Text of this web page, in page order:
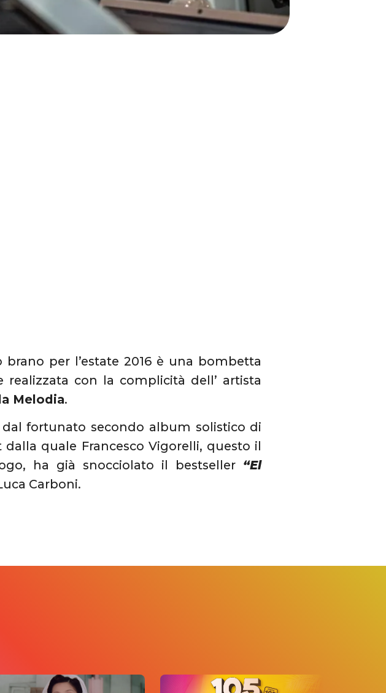
brano per l’estate 2016 è una bombetta
realizzata con la complicità dell’ artista
Melodia.
fortunato secondo album solistico di
dalla quale Francesco Vigorelli, questo il
ha già snocciolato il bestseller “El
Carboni.